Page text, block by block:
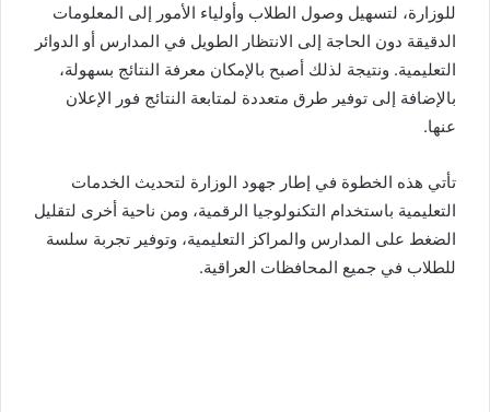
للوزارة، لتسهيل وصول الطلاب وأولياء الأمور إلى المعلومات
الدقيقة دون الحاجة إلى الانتظار الطويل في المدارس أو الدوائر
التعليمية. ونتيجة لذلك أصبح بالإمكان معرفة النتائج بسهولة،
بالإضافة إلى توفير طرق متعددة لمتابعة النتائج فور الإعلان
عنها.
تأتي هذه الخطوة في إطار جهود الوزارة لتحديث الخدمات
التعليمية باستخدام التكنولوجيا الرقمية، ومن ناحية أخرى لتقليل
الضغط على المدارس والمراكز التعليمية، وتوفير تجربة سلسة
للطلاب في جميع المحافظات العراقية.